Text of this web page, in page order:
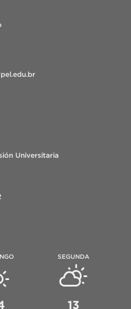
Universitaria
SEGUNDA
13